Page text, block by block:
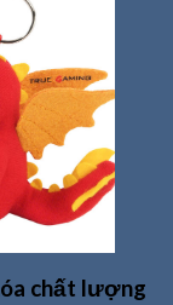
chất lượng